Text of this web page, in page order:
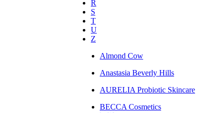
R
S
T
U
Z
Almond Cow
Anastasia Beverly Hills
AURELIA Probiotic Skincare
BECCA Cosmetics